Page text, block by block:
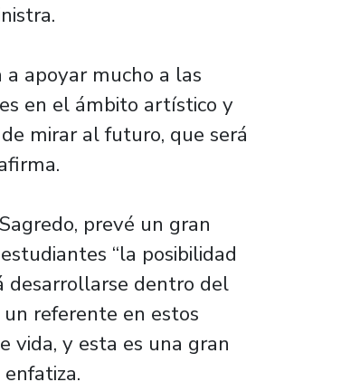
apoyar mucho a las
en el ámbito artístico y
mirar al futuro, que será
prevé un gran
“la posibilidad
desarrollarse dentro del
referente en estos
vida, y esta es una gran